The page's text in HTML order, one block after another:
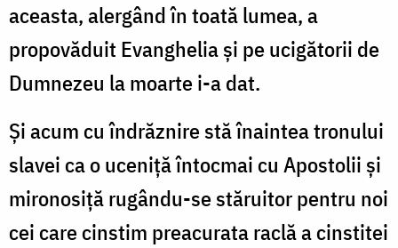
aceasta, alergând în toată lumea, a
propovăduit Evanghelia și pe ucigătorii de
Dumnezeu la moarte i-a dat.
Și acum cu îndrăznire stă înaintea tronului
slavei ca o uceniță întocmai cu Apostolii și
mironosiță rugându-se stăruitor pentru noi
cei care cinstim preacurata raclă a cinstitei